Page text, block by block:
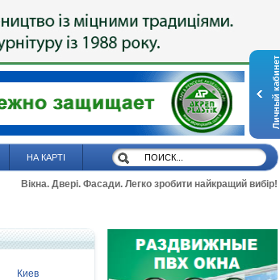
Личный кабинет
НА КАРТІ
Вікна. Двері. Фасади. Легко зробити найкращий вибір!
Киев